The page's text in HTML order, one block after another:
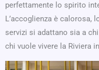
perfettamente lo spirito
L’accoglienza è calorosa,
servizi si adattano sia a
chi vuole vivere la Riviera